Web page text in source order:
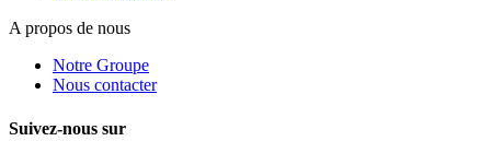
A propos de nous
Notre Groupe
Nous contacter
Suivez-nous sur